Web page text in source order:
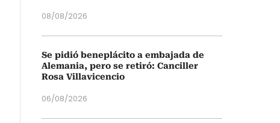
08/08/2026
Se pidió beneplácito a embajada de
Alemania, pero se retiró: Canciller
Rosa Villavicencio
06/08/2026